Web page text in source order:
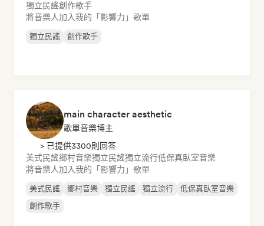
獨立民謠創作歌手
將音樂人加入我的「影響力」歌單
獨立民謠 創作歌手
main character aesthetic
歌單音樂博主
> 已提供3300則回答
美式民謠鄉村音樂獨立民謠獨立流行低保真臥室音樂
將音樂人加入我的「影響力」歌單
美式民謠 鄉村音樂 獨立民謠 獨立流行
低保真臥室音樂
創作歌手